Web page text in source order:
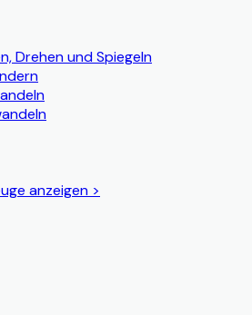
Drehen und Spiegeln
anzeigen >